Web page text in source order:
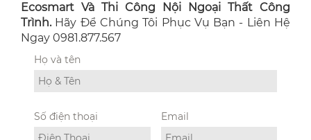
Ecosmart Và Thi Công Nội Ngoại Thất Công
Trình. Hãy Để Chúng Tôi Phục Vụ Bạn - Liên Hệ
Ngay 0981.877.567
Họ và tên
Số điện thoại Email